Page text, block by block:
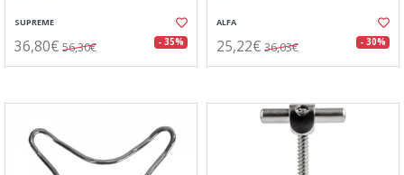
SUPREME
36,80€ 56,30€ - 35%
ALFA
25,22€ 36,03€ - 30%